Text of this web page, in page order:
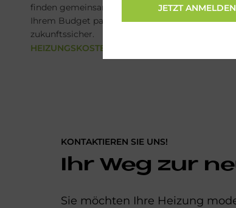
finden gemeinsam die Technik, die zu Ihrem
Ihrem Budget passt – effizient, nachhaltig und
zukunftssicher.
HEIZUNGSKOSTEN
KONTAKTIEREN SIE UNS!
Ihr Weg zur
Sie möchten Ihre Heizung
JETZT ANMELDEN